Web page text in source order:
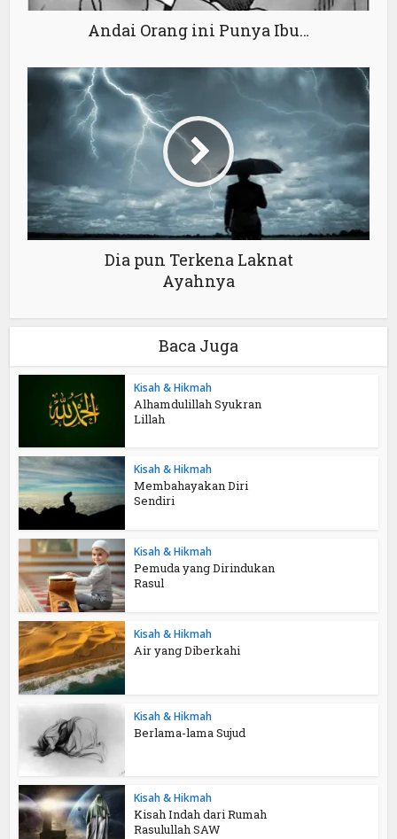
Andai Orang ini Punya Ibu…
Dia pun Terkena Laknat
Ayahnya
Baca Juga
Kisah & Hikmah
Alhamdulillah Syukran
Lillah
Kisah & Hikmah
Membahayakan Diri
Sendiri
Kisah & Hikmah
Pemuda yang Dirindukan
Rasul
Kisah & Hikmah
Air yang Diberkahi
Kisah & Hikmah
Berlama-lama Sujud
Kisah & Hikmah
Kisah Indah dari Rumah
Rasulullah SAW